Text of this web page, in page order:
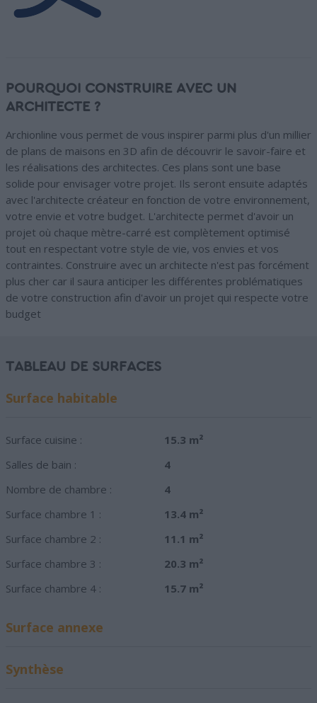
POURQUOI CONSTRUIRE AVEC UN
ARCHITECTE ?
Archionline vous permet de vous inspirer parmi plus d'un millier
de plans de maisons en 3D afin de découvrir le savoir-faire et
les réalisations des architectes. Ces plans sont une base
solide pour envisager votre projet. Ils seront ensuite adaptés
avec l'architecte créateur en fonction de votre environnement,
votre envie et votre budget. L'architecte permet d'avoir un
projet où chaque mètre-carré est complètement optimisé
tout en respectant votre style de vie, vos envies et vos
contraintes. Construire avec un architecte n'est pas forcément
plus cher car il saura anticiper les différentes problématiques
de votre construction afin d'avoir un projet qui respecte votre
budget
TABLEAU DE SURFACES
Surface habitable
Surface cuisine :
15.3 m²
Salles de bain :
4
Nombre de chambre :
4
Surface chambre 1 :
13.4 m²
Surface chambre 2 :
11.1 m²
Surface chambre 3 :
20.3 m²
Surface chambre 4 :
15.7 m²
Surface annexe
Synthèse